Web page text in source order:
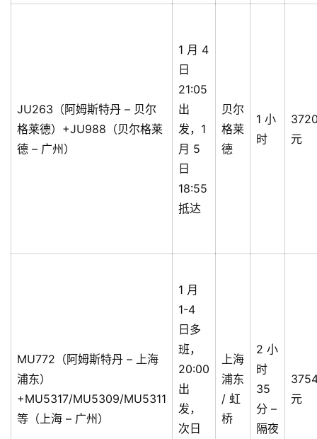
JU263（阿姆斯特丹 – 贝尔
格莱德）+JU988（贝尔格莱
德 – 广州）
1 月 4
日
21:05
出
发，1
月 5
日
18:55
抵达
贝尔
格莱
德
1 小
时
元
MU772（阿姆斯特丹 – 上海
浦东）
+MU5317/MU5309/MU5311
等（上海 – 广州）
1 月
1-4
日多
班，
20:00
出
发，
次日
上海
浦东
/ 虹
桥
2 小
时
35
分 –
隔夜
元